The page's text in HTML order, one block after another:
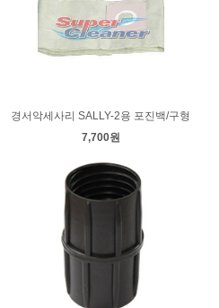
경서악세사리 SALLY-2용 포진백/구형
7,700원